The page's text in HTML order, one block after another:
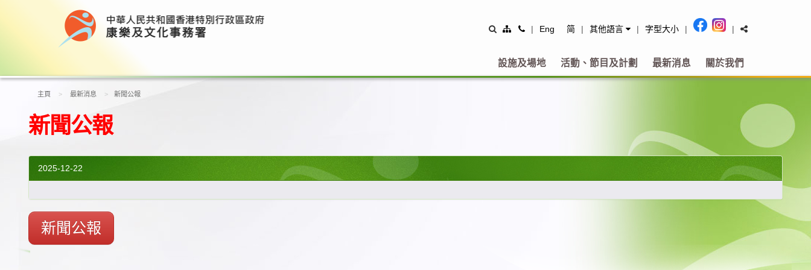
SiteContact
| Eng 简 | 其他語言 | 字型大小 | |
設施及場地 活動、節目及計劃 最新消息 關於我們
主頁 最新消息 新聞公報
新聞公報
2025-12-22
新聞公報